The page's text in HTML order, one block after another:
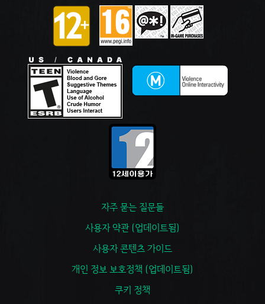
자주 묻는 질문들
사용자 약관 (업데이트됨)
사용자 콘텐츠 가이드
개인 정보 보호정책 (업데이트됨)
쿠키 정책